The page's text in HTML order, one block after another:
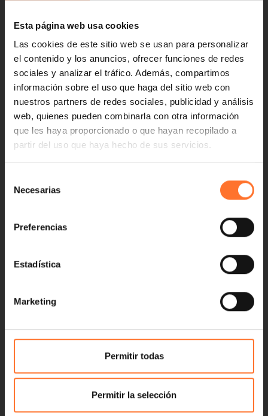
Esta página web usa cookies
Las cookies de este sitio web se usan para personalizar
el contenido y los anuncios, ofrecer funciones de redes
sociales y analizar el tráfico. Además, compartimos
información sobre el uso que haga del sitio web con
nuestros partners de redes sociales, publicidad y análisis
web, quienes pueden combinarla con otra información
que les haya proporcionado o que hayan recopilado a
partir del uso que haya hecho de sus servicios.
Necesarias
Preferencias
Estadística
Marketing
Permitir todas
Permitir la selección